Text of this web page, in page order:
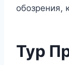
Тур